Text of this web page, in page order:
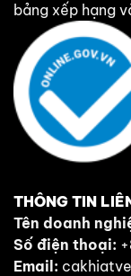
bảng xếp hạng
THÔNG TIN
Tên doanh
Số điện thoại:
Email: